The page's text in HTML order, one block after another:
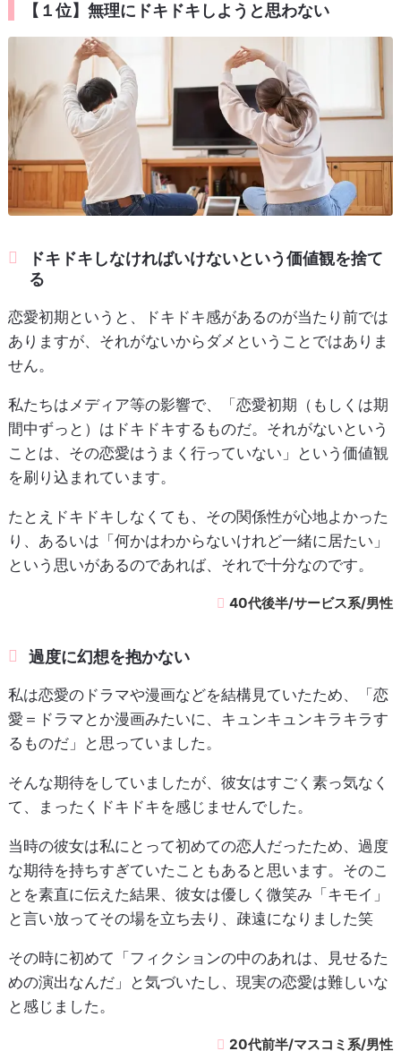
【１位】無理にドキドキしようと思わない
ドキドキしなければいけないという価値観を捨て
る
恋愛初期というと、ドキドキ感があるのが当たり前では
ありますが、それがないからダメということではありま
せん。
私たちはメディア等の影響で、「恋愛初期（もしくは期
間中ずっと）はドキドキするものだ。それがないという
ことは、その恋愛はうまく行っていない」という価値観
を刷り込まれています。
たとえドキドキしなくても、その関係性が心地よかった
り、あるいは「何かはわからないけれど一緒に居たい」
という思いがあるのであれば、それで十分なのです。
40代後半/サービス系/男性
過度に幻想を抱かない
私は恋愛のドラマや漫画などを結構見ていたため、「恋
愛＝ドラマとか漫画みたいに、キュンキュンキラキラす
るものだ」と思っていました。
そんな期待をしていましたが、彼女はすごく素っ気なく
て、まったくドキドキを感じませんでした。
当時の彼女は私にとって初めての恋人だったため、過度
な期待を持ちすぎていたこともあると思います。そのこ
とを素直に伝えた結果、彼女は優しく微笑み「キモイ」
と言い放ってその場を立ち去り、疎遠になりました笑
その時に初めて「フィクションの中のあれは、見せるた
めの演出なんだ」と気づいたし、現実の恋愛は難しいな
と感じました。
20代前半/マスコミ系/男性